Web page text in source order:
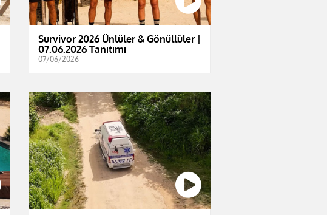
Survivor 2026 Ünlüler & Gönüllüler |
07.06.2026 Tanıtımı
07/06/2026